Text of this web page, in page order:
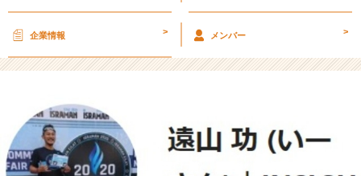
開
ま
S
I
企業情報 > メンバー >